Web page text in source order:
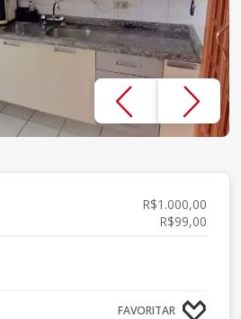
R$1.000,00
R$99,00
FAVORITAR